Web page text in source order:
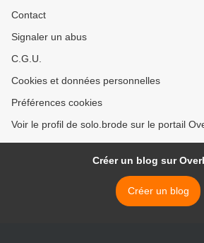
Contact
Signaler un abus
C.G.U.
Cookies et données personnelles
Préférences cookies
Voir le profil de solo.brode sur le portail
Créer un blog sur
Créer un blog